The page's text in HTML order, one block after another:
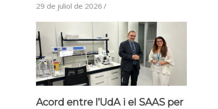
29 de juliol de 2026
Acord entre l’UdA i el SAAS per